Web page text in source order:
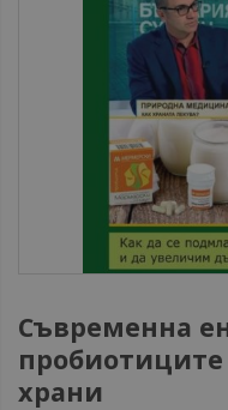
Съвременна
храни